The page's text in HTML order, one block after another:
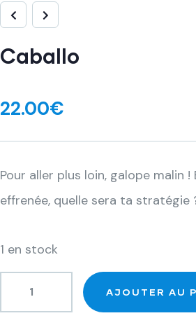
Caballo
22.00€
Pour aller plus loin, galope malin
effrenée, quelle sera ta stratégie
1 en stock
AJOUTER AU